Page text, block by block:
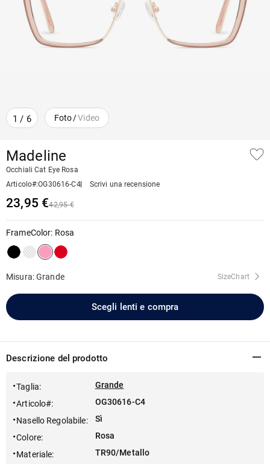
1 / 6 Foto/Video
Madeline
Occhiali Cat Eye Rosa
Articolo#:OG30616-C4 Scrivi una recensione
23,95 €42,95 €
FrameColor: Rosa
Misura: Grande SizeChart
Scegli lenti e compra
Descrizione del prodotto
Taglia:
Grande
Articolo#:
OG30616-C4
Nasello Regolabile:
Sì
Colore:
Rosa
Materiale:
TR90/Metallo